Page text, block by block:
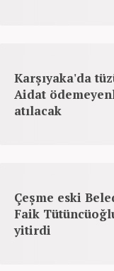
Karşıyaka'da
Aidat
atılacak
Çeşme eski
Faik
yitirdi